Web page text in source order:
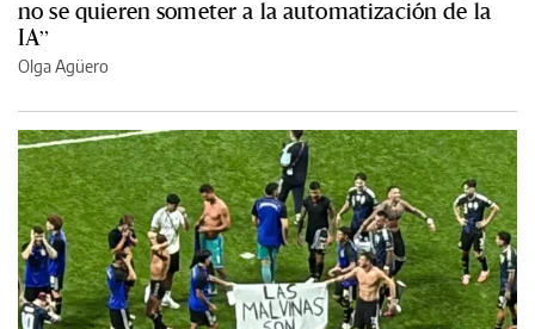
no se quieren someter a la automatización de la
IA”
Olga Agüero